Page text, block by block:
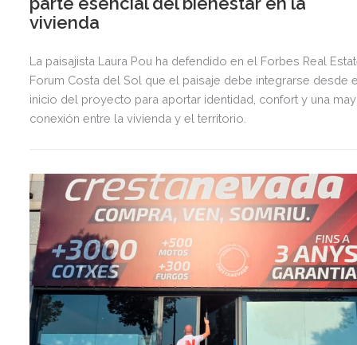
vivienda
La paisajista Laura Pou ha defendido en el Forbes Real
Forum Costa del Sol que el paisaje debe integrarse desde
inicio del proyecto para aportar identidad, confort y una
conexión entre la vivienda y el territorio.